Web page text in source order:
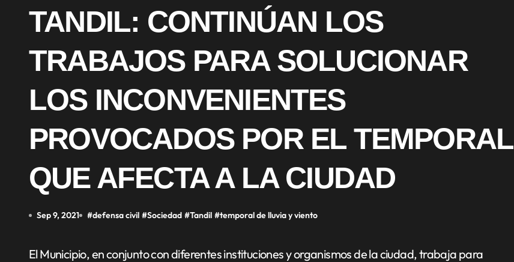
TANDIL: CONTINÚAN LOS
TRABAJOS PARA SOLUCIONAR
LOS INCONVENIENTES
PROVOCADOS POR EL TEMPORAL
QUE AFECTA A LA CIUDAD
Sep 9, 2021 #defensa civil #Sociedad #Tandil #temporal de lluvia y viento
El Municipio, en conjunto con diferentes instituciones y organismos de la ciudad, trabaja para